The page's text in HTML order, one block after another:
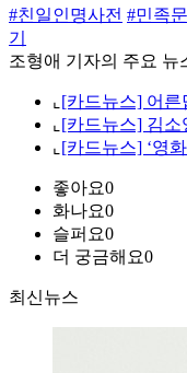
#친일인명사전 #민족
기
조형애 기자의 주요 뉴
⌞ [카드뉴스] 어른
⌞ [카드뉴스] 김소
⌞ [카드뉴스] ‘영
좋아요0
화나요0
슬퍼요0
더 궁금해요0
최신뉴스